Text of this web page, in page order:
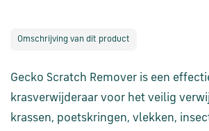
links
Bestellen
en
Omschrijving van dit product
Gecko Scratch Remover is een
krasverwijderaar voor het veilig
krassen, poetskringen, vlekken,